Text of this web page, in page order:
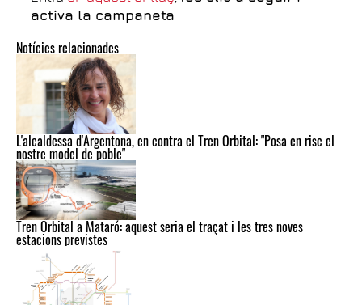
Notícies relacionades
L'alcaldessa d'Argentona, en contra el Tren Orbital: "Posa en risc el
nostre model de poble"
Tren Orbital a Mataró: aquest seria el traçat i les tres noves
estacions previstes
activa la campaneta